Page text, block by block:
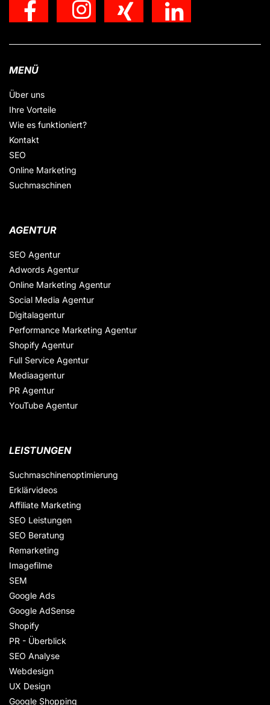
MENÜ
Über uns
Ihre Vorteile
Wie es funktioniert?
Kontakt
SEO
Online Marketing
Suchmaschinen
AGENTUR
SEO Agentur
Adwords Agentur
Online Marketing Agentur
Social Media Agentur
Digitalagentur
Performance Marketing Agentur
Shopify Agentur
Full Service Agentur
Mediaagentur
PR Agentur
YouTube Agentur
LEISTUNGEN
Suchmaschinenoptimierung
Erklärvideos
Affiliate Marketing
SEO Leistungen
SEO Beratung
Remarketing
Imagefilme
SEM
Google Ads
Google AdSense
Shopify
PR - Überblick
SEO Analyse
Webdesign
UX Design
Google Shopping